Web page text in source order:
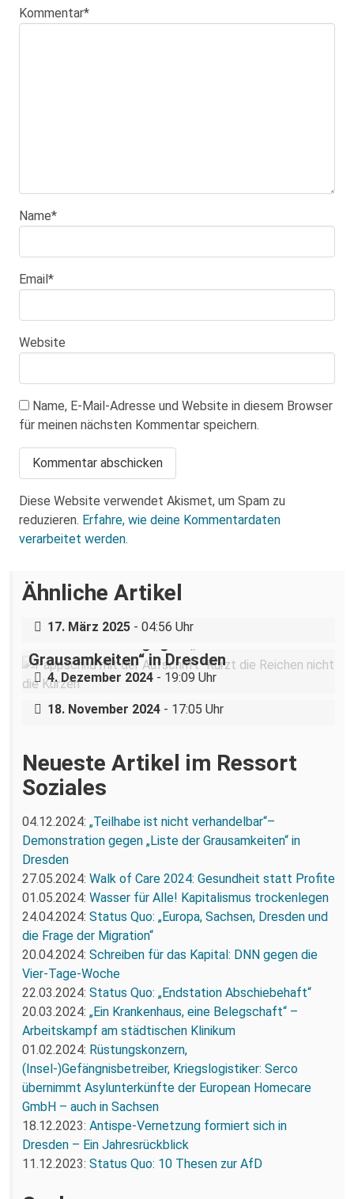
Kommentar*
Name*
Email*
Website
Name, E-Mail-Adresse und Website in diesem Browser
für meinen nächsten Kommentar speichern.
Diese Website verwendet Akismet, um Spam zu
reduzieren. Erfahre, wie deine Kommentardaten
verarbeitet werden.
Ähnliche Artikel
Holocaustgedenktag in Coswig bei
17. März 2025 - 04:56 Uhr
„Teilhabe ist nicht verhandelbar“–
Grausamkeiten“ in Dresden
4. Dezember 2024 - 19:09 Uhr
Nazigruppe sucht (und bekommt) Stress
in der Dresdner Neustadt
18. November 2024 - 17:05 Uhr
Neueste Artikel im Ressort
Soziales
04.12.2024: „Teilhabe ist nicht verhandelbar“–
Demonstration gegen „Liste der Grausamkeiten“ in
Dresden
27.05.2024: Walk of Care 2024: Gesundheit statt Profite
01.05.2024: Wasser für Alle! Kapitalismus trockenlegen
24.04.2024: Status Quo: „Europa, Sachsen, Dresden und
die Frage der Migration“
20.04.2024: Schreiben für das Kapital: DNN gegen die
Vier-Tage-Woche
22.03.2024: Status Quo: „Endstation Abschiebehaft“
20.03.2024: „Ein Krankenhaus, eine Belegschaft“ –
Arbeitskampf am städtischen Klinikum
01.02.2024: Rüstungskonzern,
(Insel-)Gefängnisbetreiber, Kriegslogistiker: Serco
übernimmt Asylunterkünfte der European Homecare
GmbH – auch in Sachsen
18.12.2023: Antispe-Vernetzung formiert sich in
Dresden – Ein Jahresrückblick
11.12.2023: Status Quo: 10 Thesen zur AfD